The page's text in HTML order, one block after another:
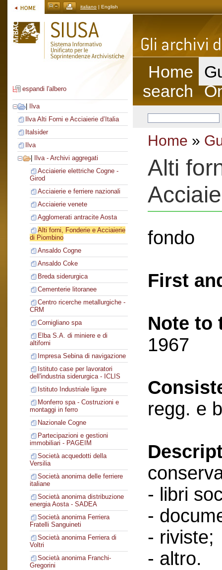
italiano | English
espandi l'albero
Ilva
Ilva Alti Forni e Acciaierie d’Italia
Italsider
Ilva
Ilva - Archivi aggregati
Acciaierie elettriche Cogne -
Girod
Acciaierie e ferriere nazionali
Acciaierie venete
Agglomerati antracite Aosta
Alti forni, Fonderie e Acciaierie
di Piombino
Ansaldo Cogne
Ansaldo Coke
Breda siderurgica
Cementerie litoranee
Centro ricerche metallurgiche -
CRM
Cornigliano spa
Elba S.A. di miniere e di
altiforni
Impresa Sebina di navigazione
Istituto case per lavoratori
dell'industria siderurgica - ICLIS
Istituto Industriale ligure
Monferro spa - Costruzioni e
montaggi in ferro
Nazionale Cogne
Partecipazioni e gestioni
immobiliari - PAGEIM
Società acquedotti della
Versilia
Società anonima delle ferriere
italiane
Società anonima distribuzione
energia Aosta - SADEA
Società anonima Ferriera
Fratelli Sanguineti
Società anonima Ferriera di
Voltri
Società anonima Franchi-
Gregorini
Home
search
Home »
Alti
fondo
First
Note to
1967
regg. e
- libri
-
- riviste;
- altro.